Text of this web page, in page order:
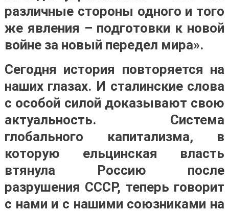
различные стороны одного и того
же явления – подготовки к новой
войне за новый передел мира».
Сегодня история повторяется на
наших глазах. И сталинские слова
с особой силой доказывают свою
актуальность. Система
глобального капитализма, в
которую ельцинская власть
втянула Россию после
разрушения СССР, теперь говорит
с нами и с нашими союзниками на